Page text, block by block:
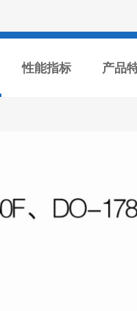
性能指标 产品